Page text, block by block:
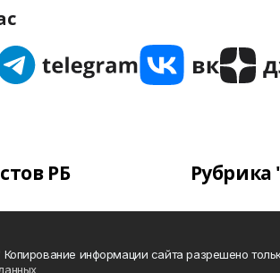
РБ
информации сайта разрешено